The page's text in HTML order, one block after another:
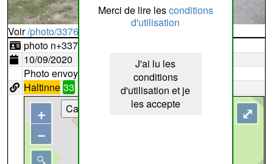
Merci de lire lesconditions
d'utilisation
J'ai lu les
conditions
d'utilisation et je
les accepte
Voir/photo/337672?typ=d
photo n+337672
10/09/2020
Photo envoyée par
fge1
Haltinne 33
+
−
⤢
Cartes